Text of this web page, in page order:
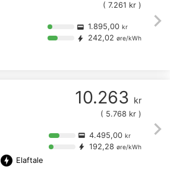
chevron_right
( 7.261 kr )
credit_card 1.895,00 kr
bolt 242,02 øre/kWh
chevron_right
offline_bolt Elaftale
10.263 kr
( 5.768 kr )
credit_card 4.495,00 kr
bolt 192,28 øre/kWh